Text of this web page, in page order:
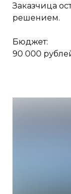
Заказчица
решением.
Бюджет:
90 000